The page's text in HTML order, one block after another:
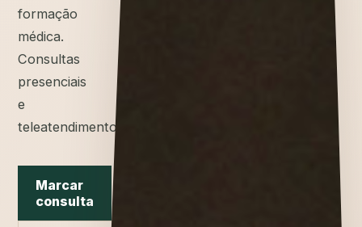
formação
médica.
Consultas
presenciais
e
teleatendimento.
Marcar
consulta